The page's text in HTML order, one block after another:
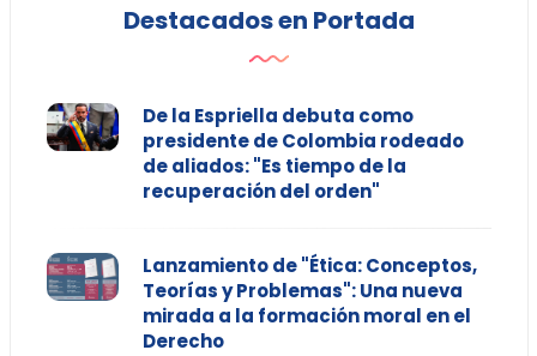
Destacados en Portada
De la Espriella debuta como
presidente de Colombia rodeado
de aliados: "Es tiempo de la
recuperación del orden"
Lanzamiento de "Ética: Conceptos,
Teorías y Problemas": Una nueva
mirada a la formación moral en el
Derecho